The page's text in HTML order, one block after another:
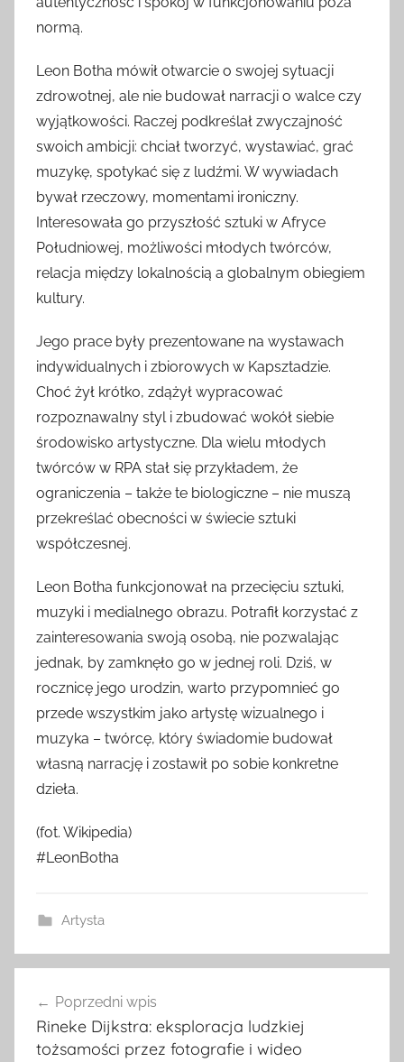
normą.
Leon Botha mówił otwarcie o swojej sytuacji
zdrowotnej, ale nie budował narracji o walce czy
wyjątkowości. Raczej podkreślał zwyczajność
swoich ambicji: chciał tworzyć, wystawiać, grać
muzykę, spotykać się z ludźmi. W wywiadach
bywał rzeczowy, momentami ironiczny.
Interesowała go przyszłość sztuki w Afryce
Południowej, możliwości młodych twórców,
relacja między lokalnością a globalnym obiegiem
kultury.
Jego prace były prezentowane na wystawach
indywidualnych i zbiorowych w Kapsztadzie.
Choć żył krótko, zdążył wypracować
rozpoznawalny styl i zbudować wokół siebie
środowisko artystyczne. Dla wielu młodych
twórców w RPA stał się przykładem, że
ograniczenia – także te biologiczne – nie muszą
przekreślać obecności w świecie sztuki
współczesnej.
Leon Botha funkcjonował na przecięciu sztuki,
muzyki i medialnego obrazu. Potrafił korzystać z
zainteresowania swoją osobą, nie pozwalając
jednak, by zamknęło go w jednej roli. Dziś, w
rocznicę jego urodzin, warto przypomnieć go
przede wszystkim jako artystę wizualnego i
muzyka – twórcę, który świadomie budował
własną narrację i zostawił po sobie konkretne
dzieła.
(fot. Wikipedia)
#LeonBotha
Artysta
wpisu
Poprzedni wpis
Rineke Dijkstra: eksploracja ludzkiej
tożsamości przez fotografie i wideo